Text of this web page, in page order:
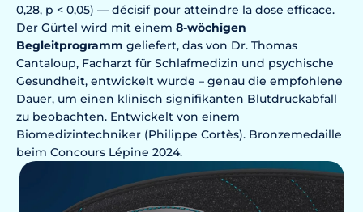
0,28, p < 0,05) — décisif pour atteindre la dose efficace.
Der Gürtel wird mit einem 8-wöchigen
Begleitprogramm geliefert, das von Dr. Thomas
Cantaloup, Facharzt für Schlafmedizin und psychische
Gesundheit, entwickelt wurde – genau die empfohlene
Dauer, um einen klinisch signifikanten Blutdruckabfall
zu beobachten. Entwickelt von einem
Biomedizintechniker (Philippe Cortès). Bronzemedaille
beim Concours Lépine 2024.